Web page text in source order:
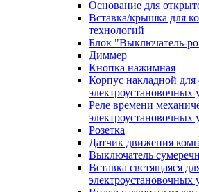
Основание для
Вставка/крышка для
технологий
Блок "Выключатель-
Диммер
Кнопка нажимная
Корпус накладной
электроустановочных
Реле времени
электроустановочных
Розетка
Датчик движения
Выключатель
Вставка светящаяся
электроустановочных